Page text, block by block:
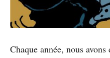
Chaque année, nous